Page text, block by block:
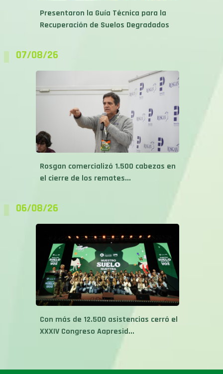
Presentaron la Guía Técnica para la
Recuperación de Suelos Degradados
07/08/26
Rosgan comercializó 1.500 cabezas en
el cierre de los remates...
06/08/26
Con más de 12.500 asistencias cerró el
XXXIV Congreso Aapresid...